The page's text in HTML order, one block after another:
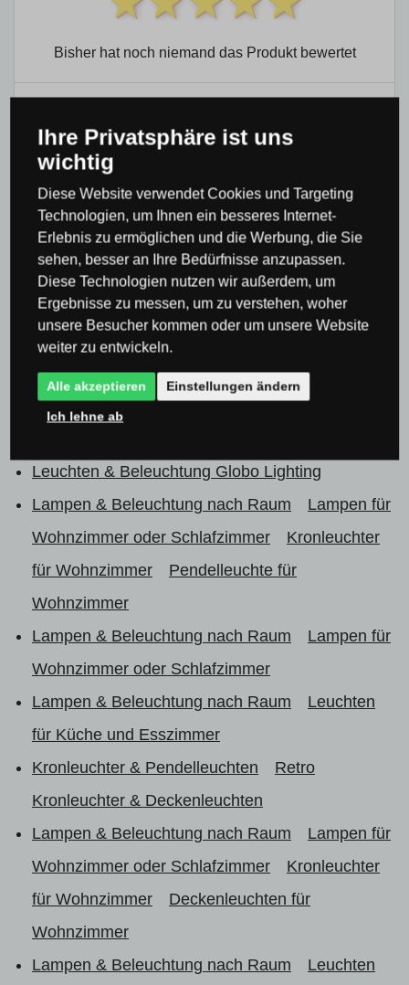
Bisher hat noch niemand das Produkt bewertet
Produktkategorie
Leuchten & Beleuchtung Globo Lighting
Leuchten & Beleuchtung Globo Lighting
Lampen & Beleuchtung nach Raum
Lampen für
Wohnzimmer oder Schlafzimmer
Kronleuchter
für Wohnzimmer
Pendelleuchte für
Wohnzimmer
Lampen & Beleuchtung nach Raum
Lampen für
Wohnzimmer oder Schlafzimmer
Lampen & Beleuchtung nach Raum
Leuchten
für Küche und Esszimmer
Kronleuchter & Pendelleuchten
Retro
Kronleuchter & Deckenleuchten
Lampen & Beleuchtung nach Raum
Lampen für
Wohnzimmer oder Schlafzimmer
Kronleuchter
für Wohnzimmer
Deckenleuchten für
Wohnzimmer
Lampen & Beleuchtung nach Raum
Leuchten
Ihre Privatsphäre ist uns
wichtig
Diese Website verwendet Cookies und Targeting
Technologien, um Ihnen ein besseres Internet-
Erlebnis zu ermöglichen und die Werbung, die Sie
sehen, besser an Ihre Bedürfnisse anzupassen.
Diese Technologien nutzen wir außerdem, um
Ergebnisse zu messen, um zu verstehen, woher
unsere Besucher kommen oder um unsere Website
weiter zu entwickeln.
Alle akzeptieren Einstellungen ändern
Ich lehne ab